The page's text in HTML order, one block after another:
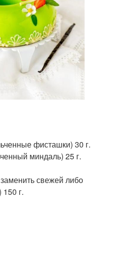
фисташки) 30 г.
миндаль) 25 г.
свежей либо
г.